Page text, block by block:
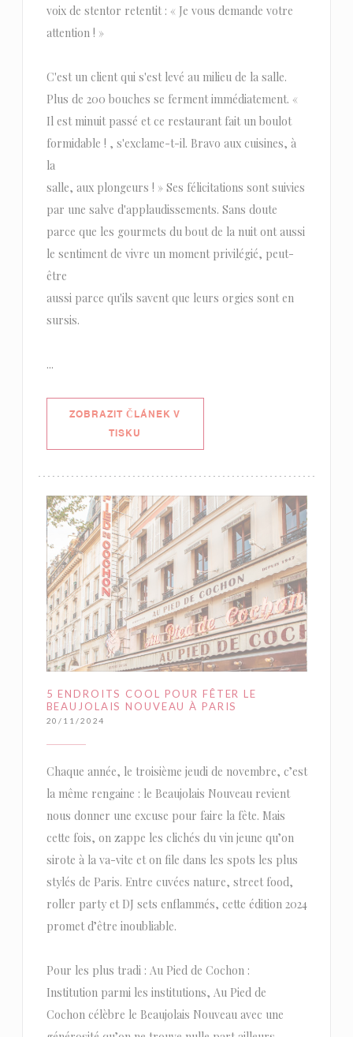
voix de stentor retentit : « Je vous demande votre
attention ! »
C'est un client qui s'est levé au milieu de la salle.
Plus de 200 bouches se ferment immédiatement. «
Il est minuit passé et ce restaurant fait un boulot
formidable ! , s'exclame-t-il. Bravo aux cuisines, à
la
salle, aux plongeurs ! » Ses félicitations sont suivies
par une salve d'applaudissements. Sans doute
parce que les gourmets du bout de la nuit ont aussi
le sentiment de vivre un moment privilégié, peut-
être
aussi parce qu'ils savent que leurs orgies sont en
sursis.
...
ZOBRAZIT ČLÁNEK V
TISKU
5 ENDROITS COOL POUR FÊTER LE
BEAUJOLAIS NOUVEAU À PARIS
20/11/2024
Chaque année, le troisième jeudi de novembre, c’est
la même rengaine : le Beaujolais Nouveau revient
nous donner une excuse pour faire la fête. Mais
cette fois, on zappe les clichés du vin jeune qu’on
sirote à la va-vite et on file dans les spots les plus
stylés de Paris. Entre cuvées nature, street food,
roller party et DJ sets enflammés, cette édition 2024
promet d’être inoubliable.
Pour les plus tradi : Au Pied de Cochon :
Institution parmi les institutions, Au Pied de
Cochon célèbre le Beaujolais Nouveau avec une